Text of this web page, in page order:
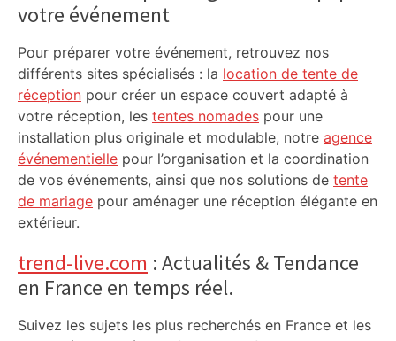
votre événement
Pour préparer votre événement, retrouvez nos
différents sites spécialisés : la location de tente de
réception pour créer un espace couvert adapté à
votre réception, les tentes nomades pour une
installation plus originale et modulable, notre agence
événementielle pour l’organisation et la coordination
de vos événements, ainsi que nos solutions de tente
de mariage pour aménager une réception élégante en
extérieur.
trend-live.com : Actualités & Tendance
en France en temps réel.
Suivez les sujets les plus recherchés en France et les